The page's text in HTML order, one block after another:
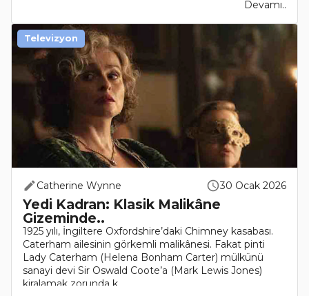
Devamı..
Catherine Wynne 30 Ocak 2026
Yedi Kadran: Klasik Malikâne
Gizeminde..
1925 yılı, İngiltere Oxfordshire’daki Chimney kasabası.
Caterham ailesinin görkemli malikânesi. Fakat pinti
Lady Caterham (Helena Bonham Carter) mülkünü
sanayi devi Sir Oswald Coote’a (Mark Lewis Jones)
kiralamak zorunda k..
Televizyon